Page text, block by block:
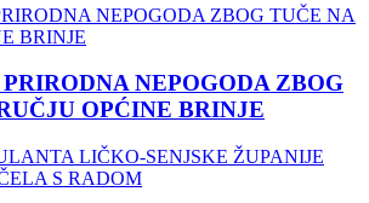
NEPOGODA ZBOG
OPĆINE BRINJE